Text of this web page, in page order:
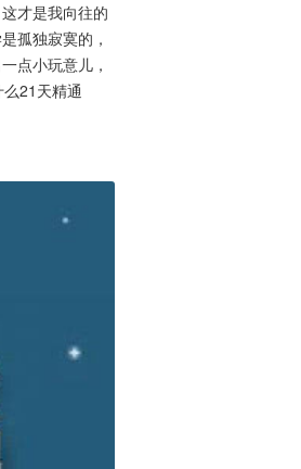
才是我向往的
孤独寂寞的，
点小玩意儿，
21天精通